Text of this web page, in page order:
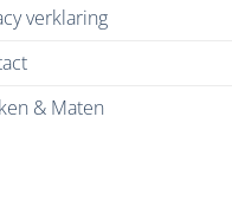
verklaring
& Maten